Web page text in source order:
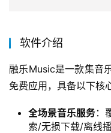
软件介绍
融乐Music是一款集音
免费应用，具备以下核
全场景音乐服务：
索/无损下载/离线